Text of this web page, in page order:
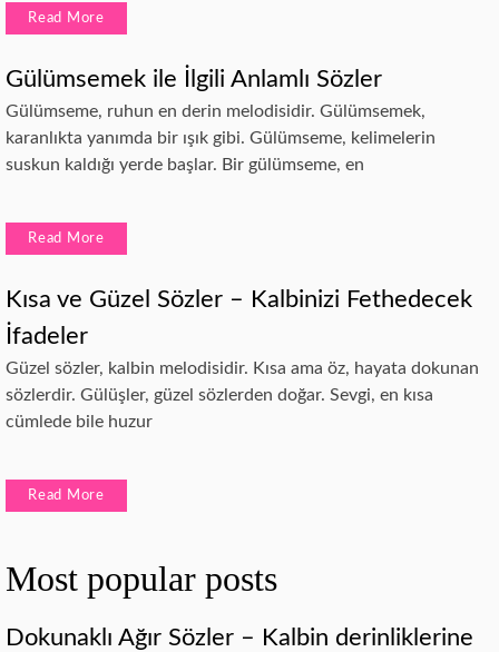
Read More
Gülümsemek ile İlgili Anlamlı Sözler
Gülümseme, ruhun en derin melodisidir. Gülümsemek,
karanlıkta yanımda bir ışık gibi. Gülümseme, kelimelerin
suskun kaldığı yerde başlar. Bir gülümseme, en
Read More
Kısa ve Güzel Sözler – Kalbinizi Fethedecek
İfadeler
Güzel sözler, kalbin melodisidir. Kısa ama öz, hayata dokunan
sözlerdir. Gülüşler, güzel sözlerden doğar. Sevgi, en kısa
cümlede bile huzur
Read More
Most popular posts
Dokunaklı Ağır Sözler – Kalbin derinliklerine